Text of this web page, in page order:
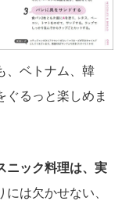
、ベトナム、韓
ぐるっと楽しめま
ニック料理は、実
には欠かせない、